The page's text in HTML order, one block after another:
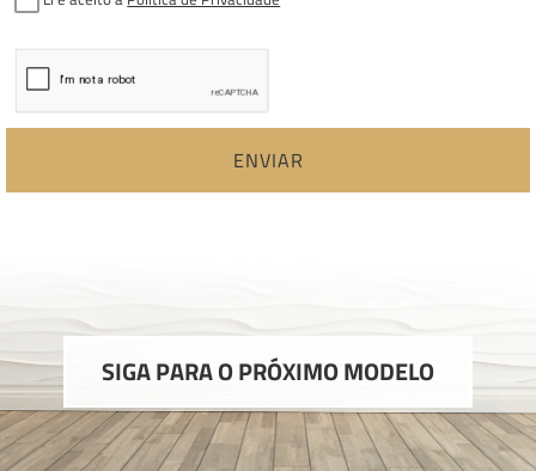
ENVIAR
SIGA PARA O PRÓXIMO MODELO